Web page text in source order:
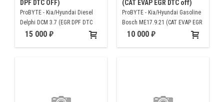
DPF DTC OFF)
ProBYTE - Kia/Hyundai Diesel
Delphi DCM 3.7 (EGR DPF DTC
OFF)
15 000
(CAT EVAP EGR DTC off)
ProBYTE - Kia/Hyundai Gasoline
Bosch ME17.9.21 (CAT EVAP EGR
DTC off)
10 000